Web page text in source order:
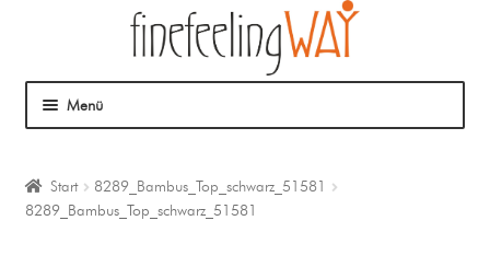
Menü
Mein Angebot
Start
8289_Bambus_Top_schwarz_51581
8289_Bambus_Top_schwarz_51581